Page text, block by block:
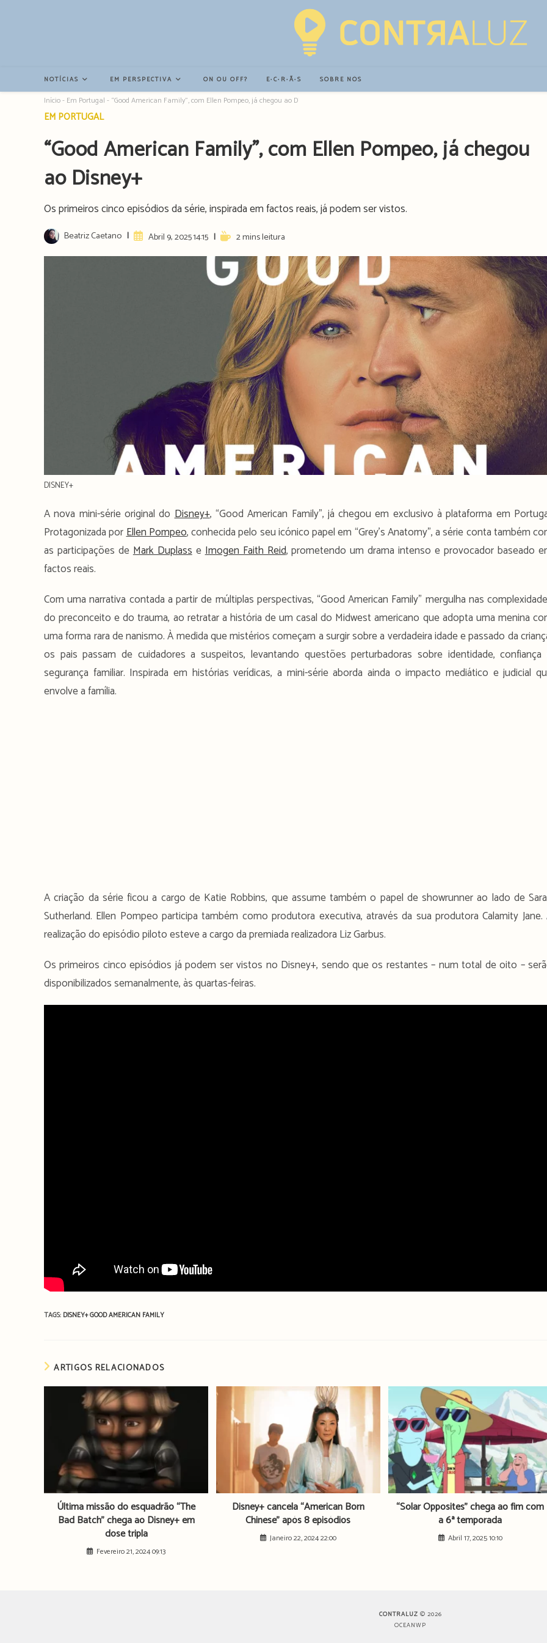
NOTÍCIAS EM PERSPECTIVA ON OU OFF? E∙C∙R∙Ã∙S SOBRE NÓS
Início- Em Portugal - “Good American Family”, com Ellen Pompeo, já chegou ao Disney+
Post
EM PORTUGAL
“Good American Family”, com Ellen Pompeo, já chegou
ao Disney+
Os primeiros cinco episódios da série, inspirada em factos reais, já podem ser vistos.
Post
author:
Beatriz Caetano
ArtigoAbril 9, 2025 14:15
Reading2 mins leitura
DISNEY+
A nova mini-série original doDisney+, “Good American Family”, já chegou em exclusivo à plataforma em
Protagonizada porEllen Pompeo, conhecida pelo seu icónico papel em “Grey’s Anatomy”, a série conta também
as participações deMark DuplasseImogen Faith Reid, prometendo um drama intenso e provocador baseado
factos reais.
Com uma narrativa contada a partir de múltiplas perspectivas, “Good American Family” mergulha nas
do preconceito e do trauma, ao retratar a história de um casal do Midwest americano que adopta uma menina
uma forma rara de nanismo. À medida que mistérios começam a surgir sobre a verdadeira idade e passado da
os pais passam de cuidadores a suspeitos, levantando questões perturbadoras sobre identidade, confiança
segurança familiar. Inspirada em histórias verídicas, a mini-série aborda ainda o impacto mediático e judicial
envolve a família.
A criação da série ficou a cargo de Katie Robbins, que assume também o papel de showrunner ao lado de
Sutherland. Ellen Pompeo participa também como produtora executiva, através da sua produtora Calamity Jane.
realização do episódio piloto esteve a cargo da premiada realizadora Liz Garbus.
Os primeiros cinco episódios já podem ser vistos no Disney+, sendo que os restantes – num total de oito –
disponibilizados semanalmente, às quartas-feiras.
TAGS: DISNEY+GOOD AMERICAN FAMILY
ARTIGOS RELACIONADOS
Última missão do esquadrão “The
Bad Batch” chega ao Disney+ em
dose tripla
Fevereiro 21, 2024 09:13
Disney+ cancela “American Born
Chinese” após 8 episódios
Janeiro 22, 2024 22:00
“Solar Opposites” chega ao fim com
a 6ª temporada
Abril 17, 2025 10:10
CONTRALUZ © 2026
OCEANWP